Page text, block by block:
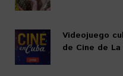
Videojuego
de Cine de La